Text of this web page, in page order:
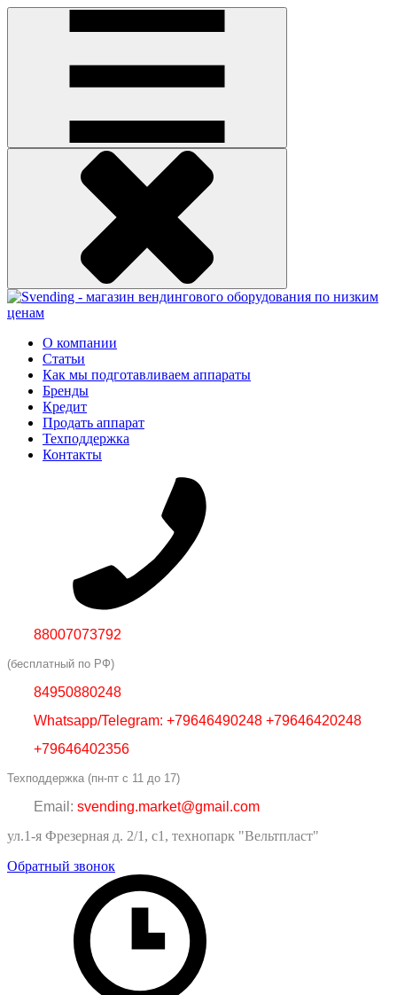
О компании
Статьи
Как мы подготавливаем аппараты
Бренды
Кредит
Продать аппарат
Техподдержка
Контакты
88007073792
(бесплатный по РФ)
84950880248
Whatsapp/Telegram: +79646490248 +79646420248
+79646402356
Техподдержка (пн-пт с 11 до 17)
Email: svending.market@gmail.com
ул.1-я Фрезерная д. 2/1, с1, технопарк "Вельтпласт"
Обратный звонок